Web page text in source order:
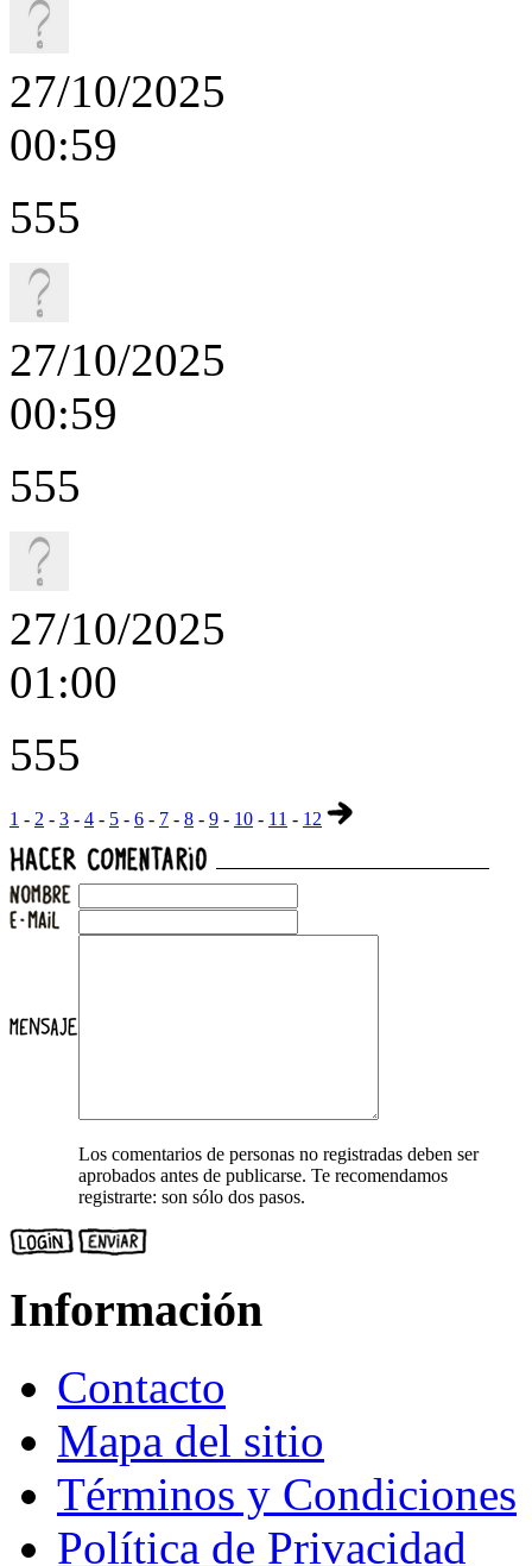
27/10/2025
00:59
555
27/10/2025
00:59
555
27/10/2025
01:00
555
1 - 2 - 3 - 4 - 5 - 6 - 7 - 8 - 9 - 10 - 11 - 12
Los comentarios de personas no registradas deben ser
aprobados antes de publicarse. Te recomendamos
registrarte: son sólo dos pasos.
Información
Contacto
Mapa del sitio
Términos y Condiciones
Política de Privacidad